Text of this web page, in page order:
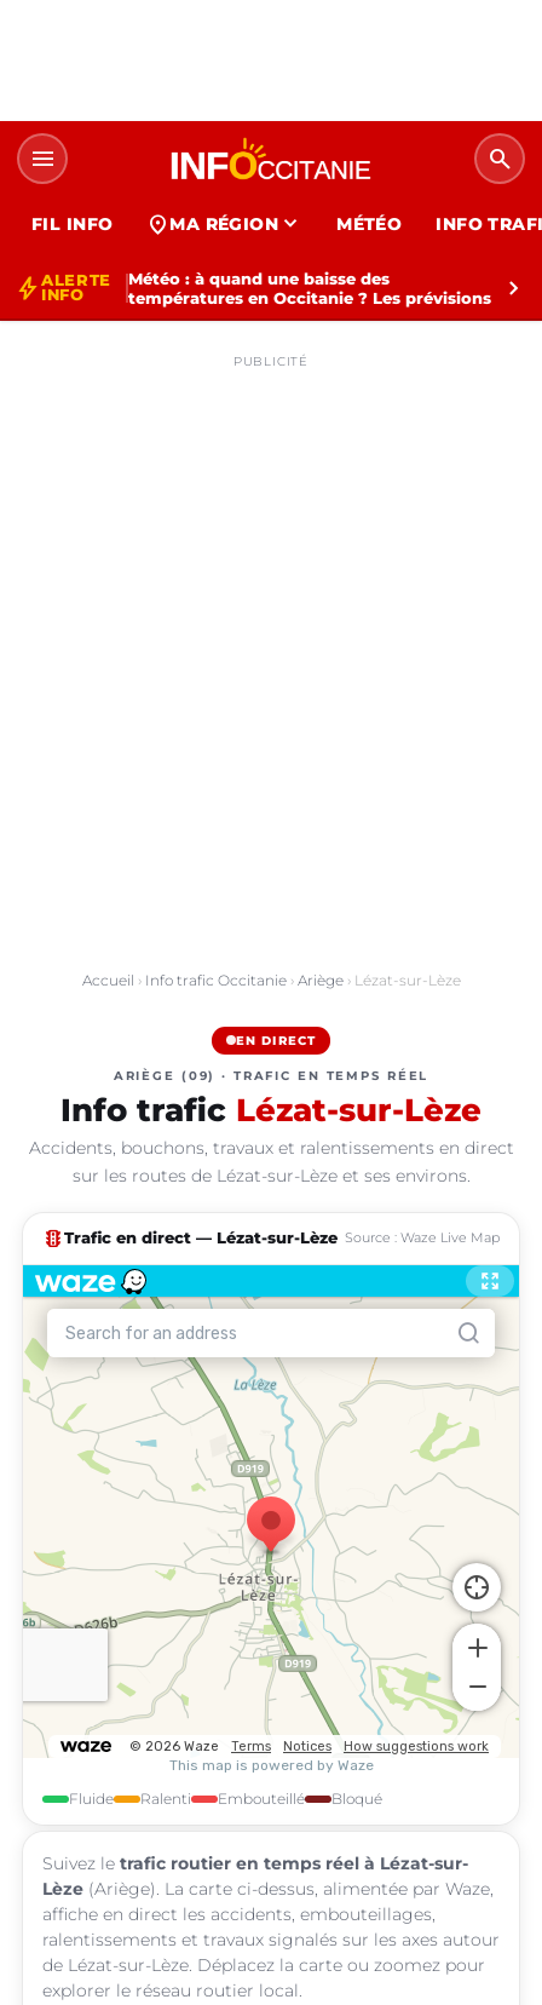
menu search
FIL INFO location_on MA RÉGION expand_more MÉTÉO INFO
bolt ALERTE
INFO
Météo : à quand une baisse des
températures en Occitanie ? Les prévisions
chevron_right
PUBLICITÉ
Accueil › Info trafic Occitanie› Ariège› Lézat-sur-Lèze
EN DIRECT
ARIÈGE (09) · TRAFIC EN TEMPS RÉEL
Info trafic Lézat-sur-Lèze
Accidents, bouchons, travaux et ralentissements en direct
sur les routes de Lézat-sur-Lèze et ses environs.
traffic Trafic en direct — Lézat-sur-Lèze Source : Waze Live Map
Fluide Ralenti Embouteillé Bloqué
Suivez le trafic routier en temps réel à Lézat-sur-
Lèze (Ariège). La carte ci-dessus, alimentée par Waze,
affiche en direct les accidents, embouteillages,
ralentissements et travaux signalés sur les axes autour
de Lézat-sur-Lèze. Déplacez la carte ou zoomez pour
explorer le réseau routier local.